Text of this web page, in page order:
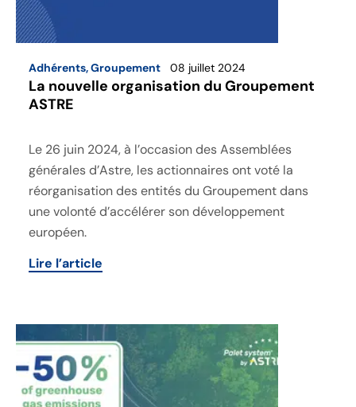
Adhérents,Groupement 08 juillet 2024
La nouvelle organisation du Groupement
ASTRE
Le 26 juin 2024, à l’occasion des Assemblées
générales d’Astre, les actionnaires ont voté la
réorganisation des entités du Groupement dans
une volonté d’accélérer son développement
européen.
Lire l’article